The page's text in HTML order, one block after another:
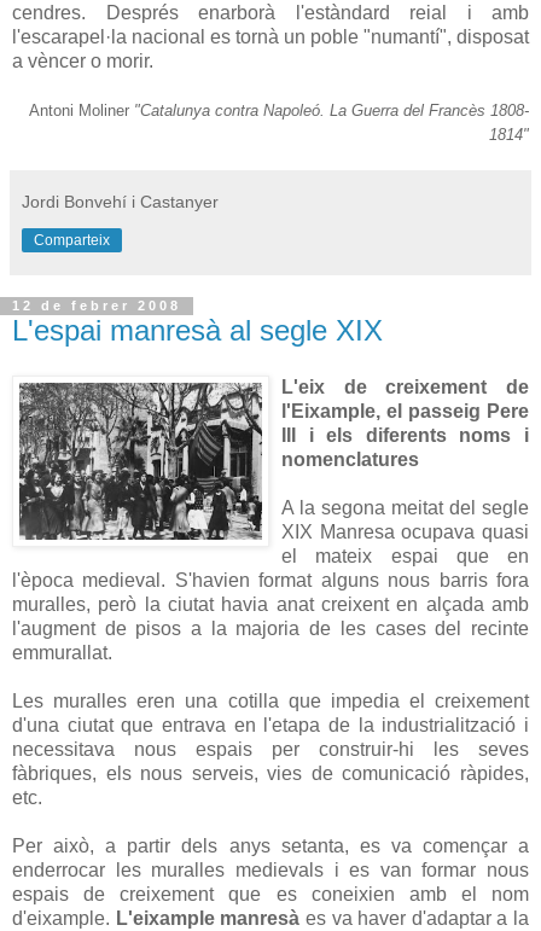
cendres. Després enarborà l'estàndard reial i amb
l'escarapel·la nacional es tornà un poble "numantí", disposat
a vèncer o morir.
Antoni Moliner "Catalunya contra Napoleó. La Guerra del Francès 1808-
1814"
Jordi Bonvehí i Castanyer
Comparteix
12 de febrer 2008
L'espai manresà al segle XIX
L'eix de creixement de
l'Eixample, el passeig Pere
III i els diferents noms i
nomenclatures
A la segona meitat del segle
XIX Manresa ocupava quasi
el mateix espai que en
l'època medieval. S'havien format alguns nous barris fora
muralles, però la ciutat havia anat creixent en alçada amb
l'augment de pisos a la majoria de les cases del recinte
emmurallat.
Les muralles eren una cotilla que impedia el creixement
d'una ciutat que entrava en l'etapa de la industrialització i
necessitava nous espais per construir-hi les seves
fàbriques, els nous serveis, vies de comunicació ràpides,
etc.
Per això, a partir dels anys setanta, es va començar a
enderrocar les muralles medievals i es van formar nous
espais de creixement que es coneixien amb el nom
d'eixample. L'eixample manresà es va haver d'adaptar a la